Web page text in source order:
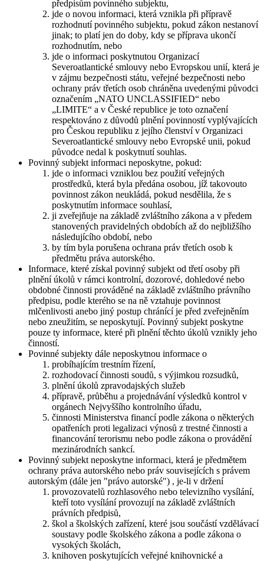
předpisům povinného subjektu,
jde o novou informaci, která vznikla při přípravě
rozhodnutí povinného subjektu, pokud zákon nestanoví
jinak; to platí jen do doby, kdy se příprava ukončí
rozhodnutím, nebo
jde o informaci poskytnutou Organizací
Severoatlantické smlouvy nebo Evropskou unií, která je
v zájmu bezpečnosti státu, veřejné bezpečnosti nebo
ochrany práv třetích osob chráněna uvedenými původci
označením „NATO UNCLASSIFIED“ nebo
„LIMITE“ a v České republice je toto označení
respektováno z důvodů plnění povinností vyplývajících
pro Českou republiku z jejího členství v Organizaci
Severoatlantické smlouvy nebo Evropské unii, pokud
původce nedal k poskytnutí souhlas.
Povinný subjekt informaci neposkytne, pokud:
jde o informaci vzniklou bez použití veřejných
prostředků, která byla předána osobou, jíž takovouto
povinnost zákon neukládá, pokud nesdělila, že s
poskytnutím informace souhlasí,
ji zveřejňuje na základě zvláštního zákona a v předem
stanovených pravidelných obdobích až do nejbližšího
následujícího období, nebo
by tím byla porušena ochrana práv třetích osob k
předmětu práva autorského.
Informace, které získal povinný subjekt od třetí osoby při
plnění úkolů v rámci kontrolní, dozorové, dohledové nebo
obdobné činnosti prováděné na základě zvláštního právního
předpisu, podle kterého se na ně vztahuje povinnost
mlčenlivosti anebo jiný postup chránící je před zveřejněním
nebo zneužitím, se neposkytují. Povinný subjekt poskytne
pouze ty informace, které při plnění těchto úkolů vznikly jeho
činností.
Povinné subjekty dále neposkytnou informace o
probíhajícím trestním řízení,
rozhodovací činnosti soudů, s výjimkou rozsudků,
plnění úkolů zpravodajských služeb
přípravě, průběhu a projednávání výsledků kontrol v
orgánech Nejvyššího kontrolního úřadu,
činnosti Ministerstva financí podle zákona o některých
opatřeních proti legalizaci výnosů z trestné činnosti a
financování terorismu nebo podle zákona o provádění
mezinárodních sankcí.
Povinný subjekt neposkytne informaci, která je předmětem
ochrany práva autorského nebo práv souvisejících s právem
autorským (dále jen "právo autorské") , je-li v držení
provozovatelů rozhlasového nebo televizního vysílání,
kteří toto vysílání provozují na základě zvláštních
právních předpisů,
škol a školských zařízení, které jsou součástí vzdělávací
soustavy podle školského zákona a podle zákona o
vysokých školách,
knihoven poskytujících veřejné knihovnické a